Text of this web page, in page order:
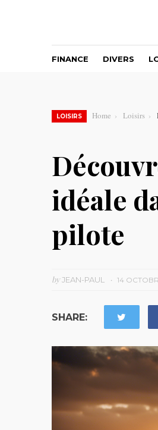
FINANCE DIVERS
LOISIRS Home Loisirs
idéale
pilote
byJEAN-PAUL 14
SHARE: